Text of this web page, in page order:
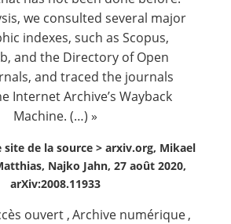
we consulted several major
indexes, such as Scopus,
and the Directory of Open
and traced the journals
Internet Archive’s Wayback
Machine. (…) »
de la source > arxiv.org, Mikael
Najko Jahn, 27 août 2020,
arXiv:2008.11933
ouvert ,Archive numérique,